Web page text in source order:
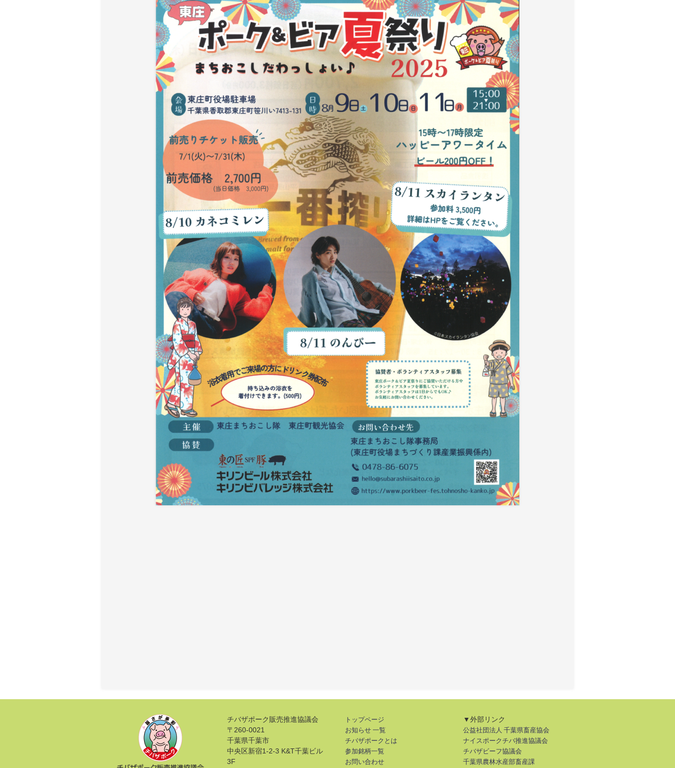
チバザポーク販売推進協議会
〒260-0021
千葉県千葉市
中央区新宿1-2-3 K&T千葉ビル
3F
トップページ
お知らせ 一覧
チバザポークとは
参加銘柄一覧
お問い合わせ
▼外部リンク
公益社団法人 千葉県畜産協会
ナイスポークチバ推進協議会
チバザビーフ協議会
千葉県農林水産部畜産課